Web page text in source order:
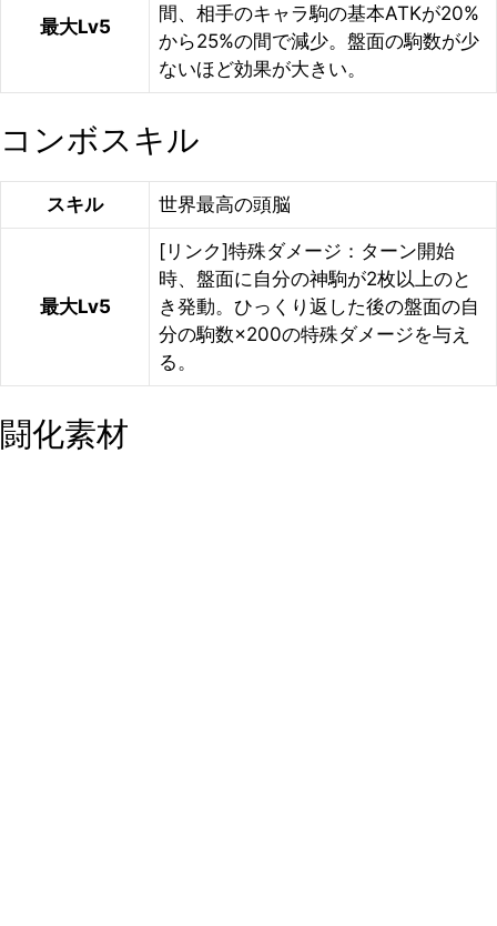
最大Lv5
間、相手のキャラ駒の基本ATKが20%
から25%の間で減少。盤面の駒数が少
ないほど効果が大きい。
コンボスキル
スキル 世界最高の頭脳
最大Lv5
[リンク]特殊ダメージ：ターン開始
時、盤面に自分の神駒が2枚以上のと
き発動。ひっくり返した後の盤面の自
分の駒数×200の特殊ダメージを与え
る。
闘化素材